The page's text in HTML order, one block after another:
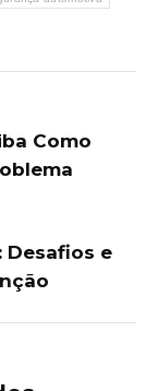
Como
Desafios e